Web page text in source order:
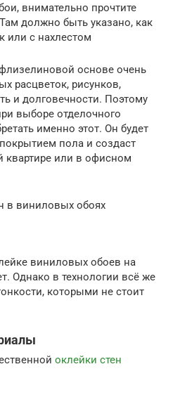
внимательно прочтите
должно быть указано, как
или с нахлестом
основе очень
расцветок, рисунков,
и долговечности. Поэтому
выборе отделочного
именно этот. Он будет
пола и создаст
квартире или в офисном
в виниловых обоях
виниловых обоев на
Однако в технологии всё же
которыми не стоит
оклейки стен